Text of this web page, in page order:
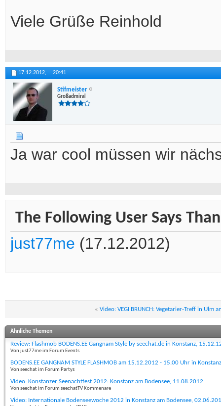
Viele Grüße Reinhold
17.12.2012, 20:41
Stifmeister
Großadmiral
Ja war cool müssen wir
The Following User Says
just77me (17.12.2012)
« Video: VEGI BRUNCH: Vegetarier-Treff in Ulm
Ähnliche Themen
Review: Flashmob BODENS.EE Gangnam Style by seechat.de in Konstanz,
Von just77me im Forum Events
BODENS.EE GANGNAM STYLE FLASHMOB am 15.12.2012 - 15.00 Uhr in
Von seechat im Forum Partys
Video: Konstanzer Seenachtfest 2012: Konstanz am Bodensee, 11.08.2012
Von seechat im Forum seechatTV Kommenare
Video: Internationale Bodenseewoche 2012 in Konstanz am Bodensee,